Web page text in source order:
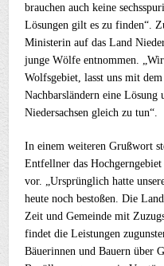
brauchen auch keine
Lösungen gilt es zu finden“.
Ministerin auf das Land
junge Wölfe entnommen.
Wolfsgebiet, lasst uns mit
Nachbarsländern eine Lösung
Niedersachsen gleich zu tun“.
In einem weiteren Grußwort
Entfellner das
vor. „Ursprünglich hatte
heute noch bestoßen. Die
Zeit und Gemeinde mit
findet die Leistungen
Bäuerinnen und Bauern über